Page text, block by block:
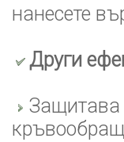
нанесете
Други